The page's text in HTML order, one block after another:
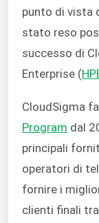
punto di vista
stato reso
successo di
Enterprise (
CloudSigma
Program dal
principali
operatori di
fornire i
clienti finali